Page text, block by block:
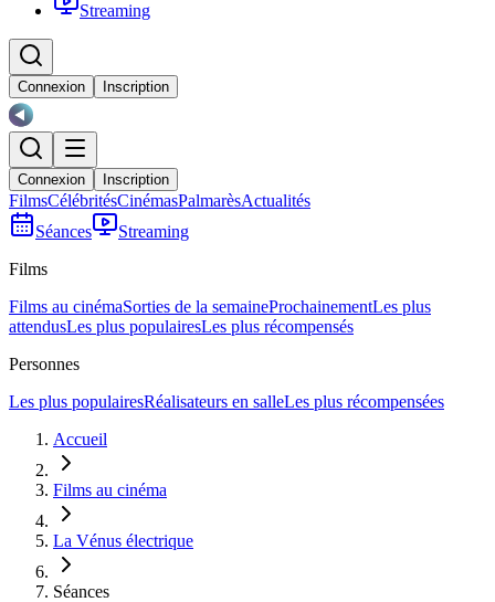
Streaming
Connexion Inscription
Connexion Inscription
FilmsCélébritésCinémasPalmarèsActualités
Séances
Streaming
Films
Films au cinémaSorties de la semaineProchainementLes plus
attendusLes plus populairesLes plus récompensés
Personnes
Les plus populairesRéalisateurs en salleLes plus récompensées
Accueil
Films au cinéma
La Vénus électrique
Séances